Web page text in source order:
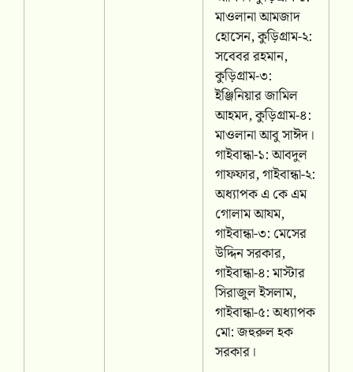
মাওলানা আমজাদ
হোসেন, কুড়িগ্রাম-২:
সবেবর রহমান,
কুড়িগ্রাম-৩:
ইঞ্জিনিয়ার জামিল
আহমদ, কুড়িগ্রাম-৪:
মাওলানা আবু সাঈদ।
গাইবান্ধা-১: আবদুল
গাফফার, গাইবান্ধা-২:
অধ্যাপক এ কে এম
গোলাম আযম,
গাইবান্ধা-৩: মেসের
উদ্দিন সরকার,
গাইবান্ধা-৪: মাস্টার
সিরাজুল ইসলাম,
গাইবান্ধা-৫: অধ্যাপক
মো: জহুরুল হক
সরকার।